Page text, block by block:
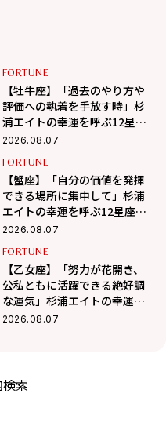
FORTUNE
【牡牛座】「過去のやり方や
評価への執着を手放す時」杉
浦エイトの幸運を呼ぶ12星座
占い（8/7～9/6）
2026.08.07
FORTUNE
【蟹座】「自分の価値を発揮
できる場所に集中して」杉浦
エイトの幸運を呼ぶ12星座占
い（7/7～8/6）
2026.08.07
FORTUNE
【乙女座】「努力が花開き、
公私ともに活躍できる絶好調
な運気」杉浦エイトの幸運を
呼ぶ12星座占い（8/7～9/6）
2026.08.07
索